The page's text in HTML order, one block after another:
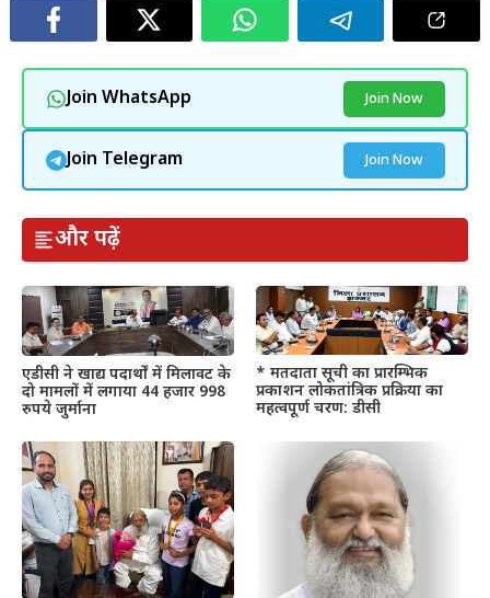
Join WhatsApp Join Now
Join Telegram Join Now
और पढ़ें
एडीसी ने खाद्य पदार्थों में मिलावट के
दो मामलों में लगाया 44 हजार 998
रुपये जुर्माना
* मतदाता सूची का प्रारम्भिक
प्रकाशन लोकतांत्रिक प्रक्रिया का
महत्वपूर्ण चरण: डीसी